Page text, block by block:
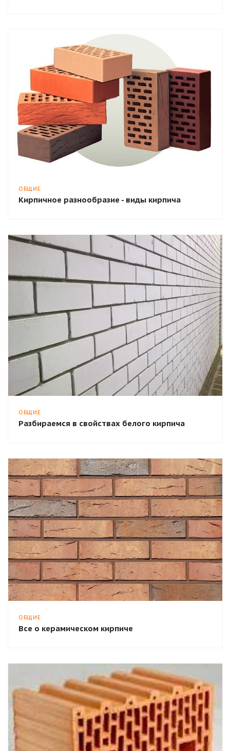
ОБЩИЕ
Кирпичное разнообразие - виды кирпича
ОБЩИЕ
Разбираемся в свойствах белого кирпича
ОБЩИЕ
Все о керамическом кирпиче